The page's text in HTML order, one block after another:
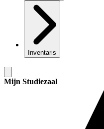
Inventaris
Mijn Studiezaal